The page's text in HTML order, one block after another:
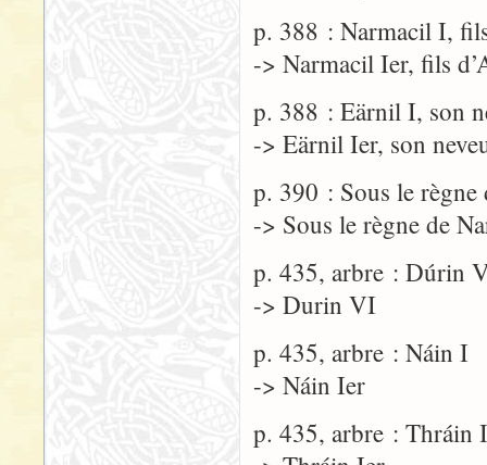
p. 388 : Narmacil I,
-> Narmacil Ier, fils
p. 388 : Eärnil I, son
-> Eärnil Ier, son
p. 390 : Sous le
-> Sous le règne de
p. 435, arbre : Dúrin
-> Durin VI
p. 435, arbre : Náin I
-> Náin Ier
p. 435, arbre : Thráin I